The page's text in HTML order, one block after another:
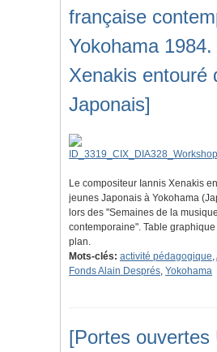
française
Yokohama
Xenakis entouré
Japonais]
Le compositeur Iannis Xenakis
jeunes Japonais à Yokohama
lors des "Semaines de la
contemporaine". Table
plan.
Mots-clés: activité pédagogique,
Fonds Alain Després, Yokohama
[Portes ouvertes